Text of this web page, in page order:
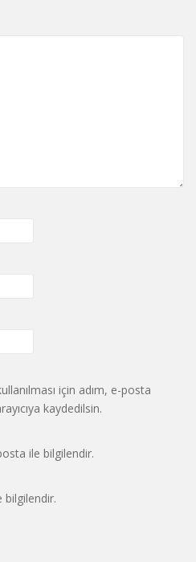
için adım, e-posta
kaydedilsin.
ile bilgilendir.
bilgilendir.